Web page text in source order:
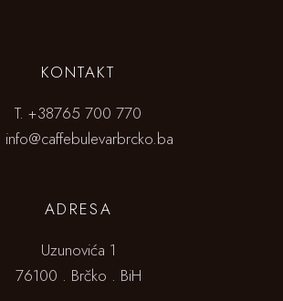
KONTAKT
T.+38765 700 770
info@caffebulevarbrcko.ba
ADRESA
Uzunovića 1
76100 . Brčko . BiH